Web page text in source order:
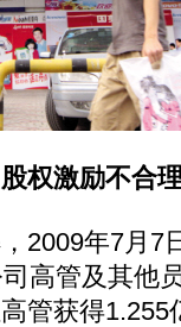
权激励不合
年7月7
高管及其他
管获得1.255